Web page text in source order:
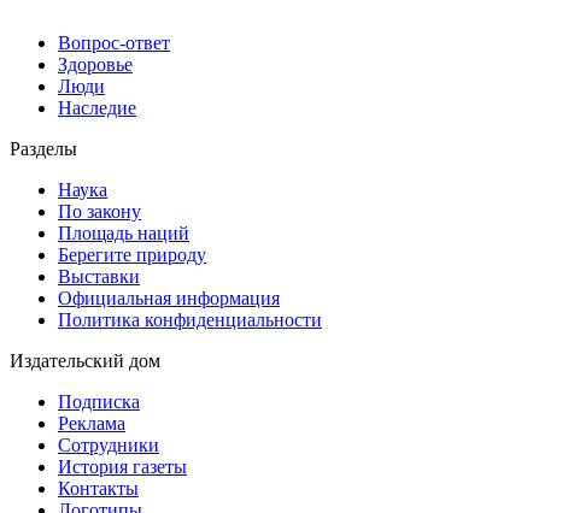
Вопрос-ответ
Здоровье
Люди
Наследие
Разделы
Наука
По закону
Площадь наций
Берегите природу
Выставки
Официальная информация
Политика конфиденциальности
Издательский дом
Подписка
Реклама
Сотрудники
История газеты
Контакты